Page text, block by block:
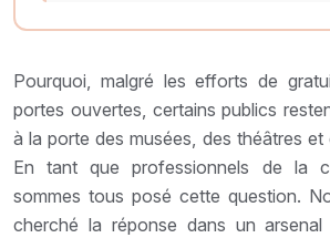
Pourquoi, malgré les efforts de
portes ouvertes, certains publics
à la porte des musées, des théâtres et
En tant que professionnels de la
sommes tous posé cette question.
cherché la réponse dans un arsenal